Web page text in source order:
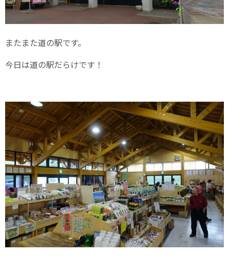
またまた道の駅です。
今日は道の駅だらけです！